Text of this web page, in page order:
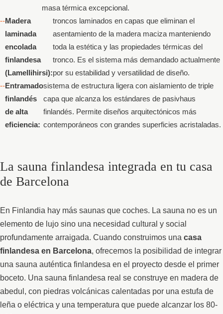
masa térmica excepcional.
Madera
laminada
encolada
finlandesa
(Lamellihirsi):
troncos laminados en capas que eliminan el
asentamiento de la madera maciza manteniendo
toda la estética y las propiedades térmicas del
tronco. Es el sistema más demandado actualmente
por su estabilidad y versatilidad de diseño.
Entramado
finlandés
de alta
eficiencia:
sistema de estructura ligera con aislamiento de triple
capa que alcanza los estándares de pasivhaus
finlandés. Permite diseños arquitectónicos más
contemporáneos con grandes superficies acristaladas.
La sauna finlandesa integrada en tu casa
de Barcelona
En Finlandia hay más saunas que coches. La sauna no es un
elemento de lujo sino una necesidad cultural y social
profundamente arraigada. Cuando construimos una casa
finlandesa en Barcelona, ofrecemos la posibilidad de integrar
una sauna auténtica finlandesa en el proyecto desde el primer
boceto. Una sauna finlandesa real se construye en madera de
abedul, con piedras volcánicas calentadas por una estufa de
leña o eléctrica y una temperatura que puede alcanzar los 80-